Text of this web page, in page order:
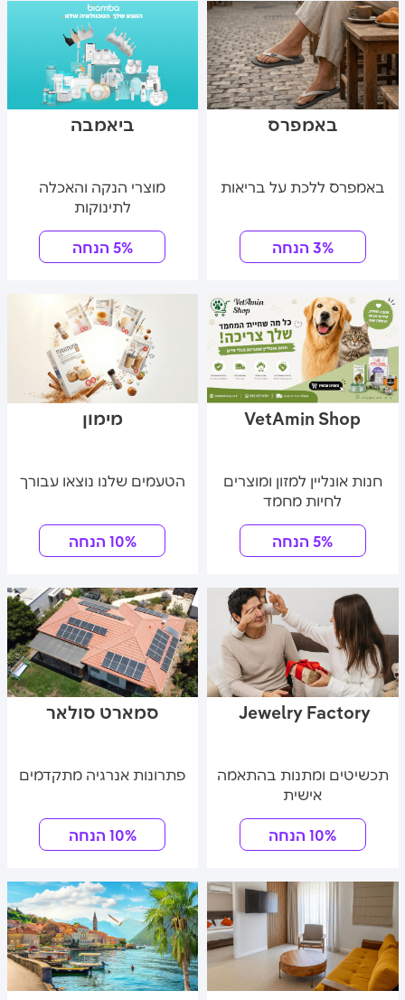
ביאמבה
מוצרי הנקה והאכלה
לתינוקות
5% הנחה
באמפרס
באמפרס ללכת על בריאות
3% הנחה
מימון
הטעמים שלנו נוצאו עבורך
10% הנחה
VetAmin Shop
חנות אונליין למזון ומוצרים
לחיות מחמד
5% הנחה
סמארט סולאר
פתרונות אנרגיה מתקדמים
10% הנחה
Jewelry Factory
תכשיטים ומתנות בהתאמה
אישית
10% הנחה